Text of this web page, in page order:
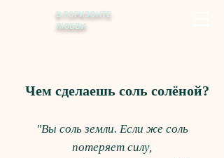
В ГОРИЗОНТЕ
ЛЮБВИ
Чем сделаешь соль солёной?
"Вы соль земли. Если же соль
потеряет силу,